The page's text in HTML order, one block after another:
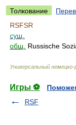
Толкование
RSFSR
сущ.
общ.
Russische
Универсальный немецко-
Игры ⚽
RSF